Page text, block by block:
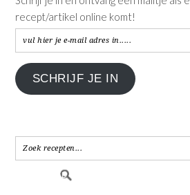
recept/artikel online komt!
vul
hier
je
e-
in.....
SCHRIJF JE IN